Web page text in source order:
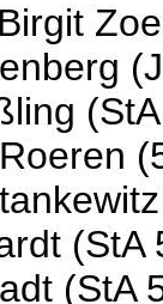
(StA
(StA